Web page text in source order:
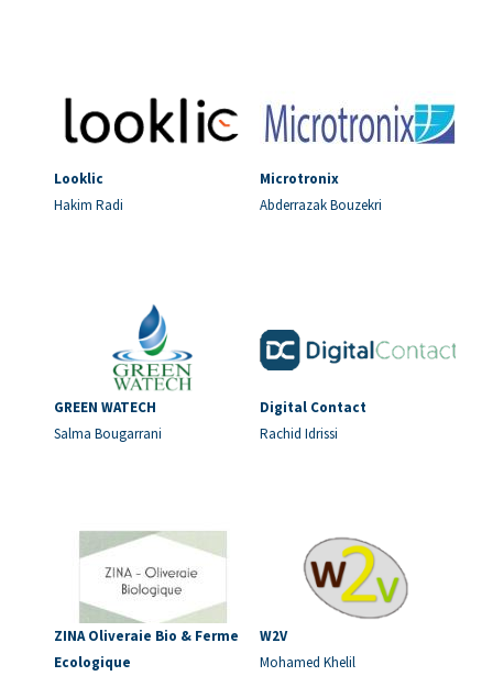
Looklic
Hakim Radi
Microtronix
Abderrazak Bouzekri
GREEN WATECH
Salma Bougarrani
Digital Contact
Rachid Idrissi
ZINA Oliveraie Bio & Ferme
Ecologique
W2V
Mohamed Khelil